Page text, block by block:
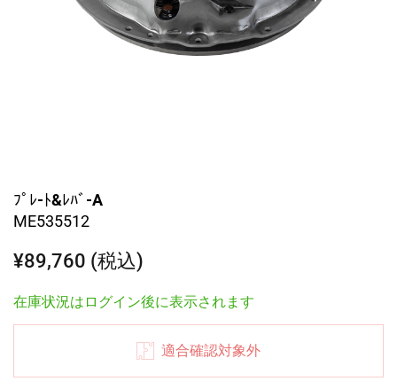
ﾌﾟﾚ-ﾄ&ﾚﾊﾞ-A
ME535512
¥89,760 (税込)
在庫状況はログイン後に表示されます
適合確認対象外